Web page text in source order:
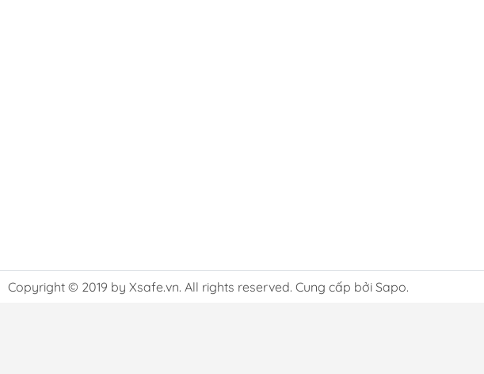
Copyright © 2019 by Xsafe.vn. All rights reserved. Cung cấp bởi Sapo.